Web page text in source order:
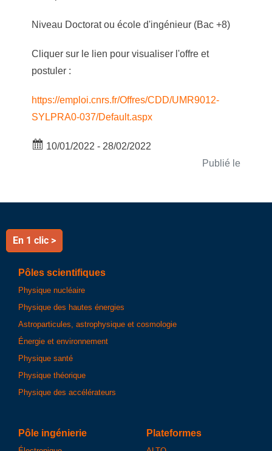
Niveau Doctorat ou école d'ingénieur (Bac +8)
Cliquer sur le lien pour visualiser l'offre et
postuler :
https://emploi.cnrs.fr/Offres/CDD/UMR9012-
SYLPRA0-037/Default.aspx
10/01/2022 - 28/02/2022
Publié le
En 1 clic >
Pôles scientifiques
Physique nucléaire
Physique des hautes énergies
Astroparticules, astrophysique et cosmologie
Énergie et environnement
Physique santé
Physique théorique
Physique des accélérateurs
Pôle ingénierie Plateformes